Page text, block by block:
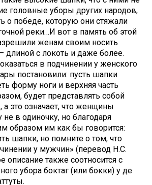
головные уборы других народов,
о победе, которую они стяжали
реки…И вот в память об этой
женам своим носить
с локоть и даже более.
в подчинении у женского
постановили: пусть шапки
форму ноги и верхняя часть
будет представлять собой
это означает, что женщины
в одиночку, но благодаря
образом им как бы говорится:
шапки, но помните о том, что
у мужчин» (перевод Н.С.
описание также соотносится с
убора боктаг (или бокки) у де